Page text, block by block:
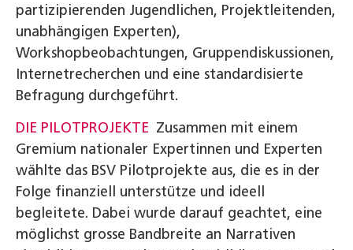
partizipierenden Jugendlichen, Projektleitenden,
unabhängigen Experten),
Workshopbeobachtungen, Gruppendiskussionen,
Internetrecherchen und eine standardisierte
Befragung durchgeführt.
DIE PILOTPROJEKTE Zusammen mit einem
Gremium nationaler Expertinnen und Experten
wählte das BSV Pilot­projekte aus, die es in der
Folge finanziell unterstütze und ideell
begleitete. Dabei wurde darauf geachtet, eine
möglichst grosse Bandbreite an Narrativen